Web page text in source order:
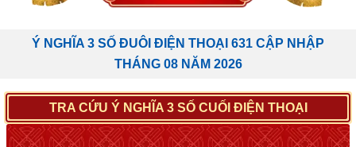
Ý NGHĨA 3 SỐ ĐUÔI ĐIỆN THOẠI 631 CẬP NHẬP
THÁNG 08 NĂM 2026
TRA CỨU Ý NGHĨA 3 SỐ CUỐI ĐIỆN THOẠI